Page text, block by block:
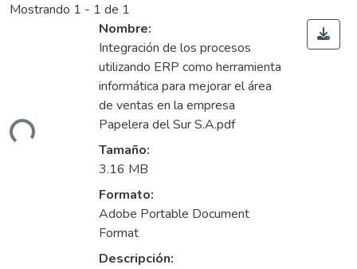
Mostrando 1 - 1 de 1
Nombre:
Integración de los procesos
utilizando ERP como herramienta
informática para mejorar el área
de ventas en la empresa
Papelera del Sur S.A.pdf
Tamaño:
3.16 MB
Formato:
Adobe Portable Document
Format
Descripción: